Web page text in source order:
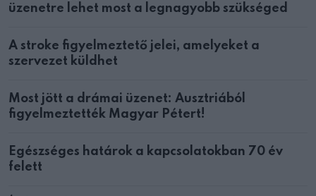
üzenetre lehet most a legnagyobb szükséged
A stroke figyelmeztető jelei, amelyeket a
szervezet küldhet
Most jött a drámai üzenet: Ausztriából
figyelmeztették Magyar Pétert!
Egészséges határok a kapcsolatokban 70 év
felett